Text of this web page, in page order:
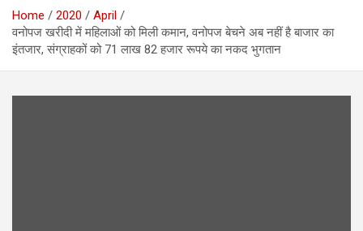
Home 2020
April
वनोपज खरीदी में महिलाओं को मिली कमान, वनोपज बेचने अब नहीं है बाजार का
इंतजार, संग्राहकों को 71 लाख 82 हजार रूपये का नकद भुगतान